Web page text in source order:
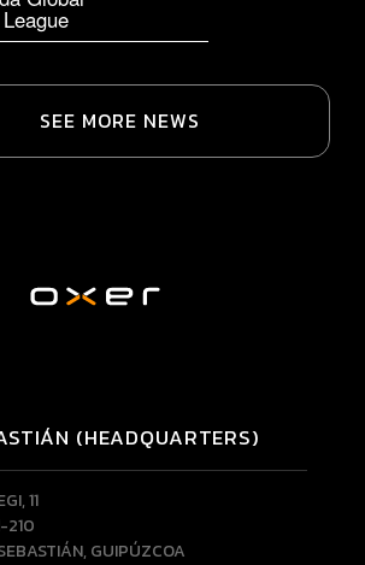
SEE MORE NEWS
(HEADQUARTERS)
11
210
GUIPÚZCOA